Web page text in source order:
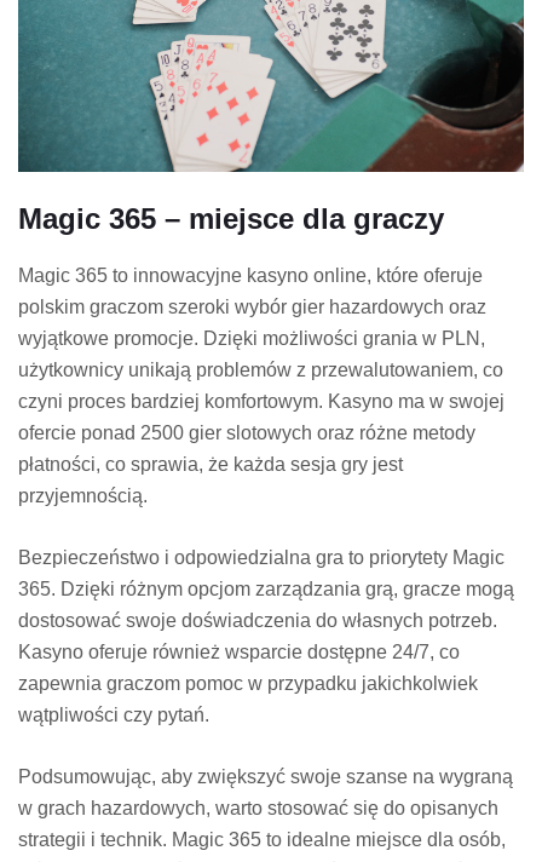
Magic 365 – miejsce dla graczy
Magic 365 to innowacyjne kasyno online, które oferuje
polskim graczom szeroki wybór gier hazardowych oraz
wyjątkowe promocje. Dzięki możliwości grania w PLN,
użytkownicy unikają problemów z przewalutowaniem, co
czyni proces bardziej komfortowym. Kasyno ma w swojej
ofercie ponad 2500 gier slotowych oraz różne metody
płatności, co sprawia, że każda sesja gry jest
przyjemnością.
Bezpieczeństwo i odpowiedzialna gra to priorytety Magic
365. Dzięki różnym opcjom zarządzania grą, gracze mogą
dostosować swoje doświadczenia do własnych potrzeb.
Kasyno oferuje również wsparcie dostępne 24/7, co
zapewnia graczom pomoc w przypadku jakichkolwiek
wątpliwości czy pytań.
Podsumowując, aby zwiększyć swoje szanse na wygraną
w grach hazardowych, warto stosować się do opisanych
strategii i technik. Magic 365 to idealne miejsce dla osób,